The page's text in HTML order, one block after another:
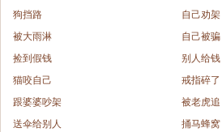
狗挡路
自己劝架
被大雨淋
自己被骗
捡到假钱
别人给钱
猫咬自己
戒指碎了
跟婆婆吵架
被老虎追
送伞给别人
捅马蜂窝